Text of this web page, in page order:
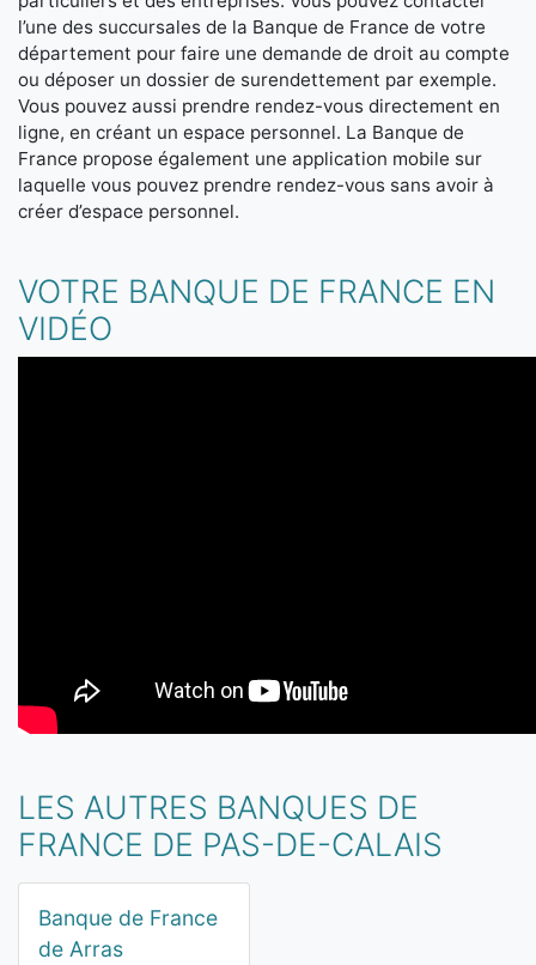
l’une des succursales de la Banque de France de votre
département pour faire une demande de droit au compte
ou déposer un dossier de surendettement par exemple.
Vous pouvez aussi prendre rendez-vous directement en
ligne, en créant un espace personnel. La Banque de
France propose également une application mobile sur
laquelle vous pouvez prendre rendez-vous sans avoir à
créer d’espace personnel.
VOTRE BANQUE DE FRANCE EN
VIDÉO
LES AUTRES BANQUES DE
FRANCE DE PAS-DE-CALAIS
Banque de France
de Arras